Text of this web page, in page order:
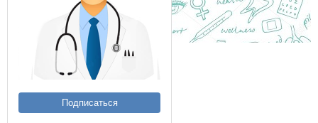
Подписаться